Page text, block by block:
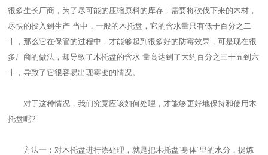
很多生长厂商，为了尽可能的压缩原料的库存，需要将砍伐下来的木材，
尽快的投入到生产 当中，一般的木托盘，它的含水量只有低于百分之二
十，那么它在保管的过程中，才能够起到很多好的防霉效果，可是现在很
多厂商的做法，却导致了木托盘的含水 量高达到了大约百分之三十五到六
十，导致了它很容易出现霉变的情况。
对于这种情况，我们究竟应该如何处理，才能够更好地保持和使用木
托盘呢?
方法一：对木托盘进行热处理，就是把木托盘“身体”里的水分，提炼